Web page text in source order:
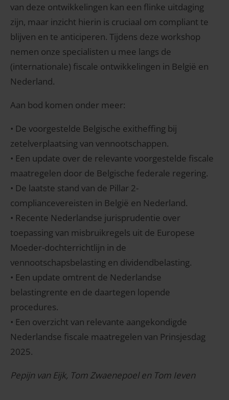
van deze ontwikkelingen kan een flinke uitdaging
zijn, maar inzicht hierin is cruciaal om compliant te
blijven en te anticiperen. Tijdens deze workshop
nemen onze specialisten u mee langs de
(internationale) fiscale ontwikkelingen in België en
Nederland.
Aan bod komen onder meer:
• De voorgestelde Belgische exitheffing bij
zetelverplaatsing van vennootschappen.
• Een update over de relevante voorgestelde fiscale
maatregelen door de Belgische federale regering.
• De laatste stand van de Pillar 2-
compliancevereisten in België en Nederland.
• Recente Nederlandse jurisprudentie over
toepassing van misbruikregels uit de Europese
Moeder-dochterrichtlijn in de
vennootschapsbelasting en dividendbelasting.
• Een update omtrent de Nederlandse
belastingrente en de daartegen lopende
procedures.
• Een overzicht van relevante aangekondigde
Nederlandse fiscale maatregelen van Prinsjesdag
2025.
Pepijn van Eijk, Tom Zwaenepoel en Tom Ieven